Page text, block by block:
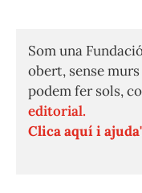
Som una
obert, sense
podem fer sols,
editorial.
Clica aquí i